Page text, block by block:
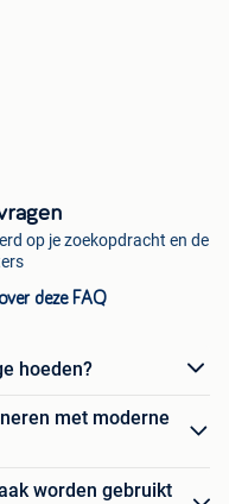
op je zoekopdracht en de
deze FAQ
hoeden?
met moderne
worden gebruikt